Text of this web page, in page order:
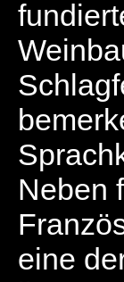
Neben
eine